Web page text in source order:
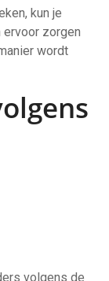
kun je
ervoor zorgen
wordt
volgens de